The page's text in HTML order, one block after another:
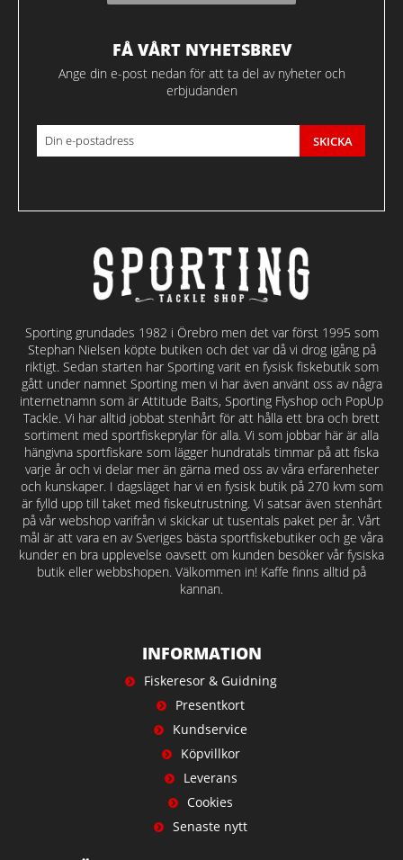
FÅ VÅRT NYHETSBREV
Ange din e-post nedan för att ta del av nyheter och
erbjudanden
SKICKA
Sporting grundades 1982 i Örebro men det var först 1995 som
Stephan Nielsen köpte butiken och det var då vi drog igång på
riktigt. Sedan starten har Sporting varit en fysisk fiskebutik som
gått under namnet Sporting men vi har även använt oss av några
internetnamn som är Attitude Baits, Sporting Flyshop och PopUp
Tackle. Vi har alltid jobbat stenhårt för att hålla ett bra och brett
sortiment med sportfiskeprylar för alla. Vi som jobbar här är alla
hängivna sportfiskare som lägger hundratals timmar på att fiska
varje år och vi delar mer än gärna med oss av våra erfarenheter
och kunskaper. I dagsläget har vi en fysisk butik på 270 kvm som
är fylld upp till taket med fiskeutrustning. Vi satsar även stenhårt
på vår webshop varifrån vi skickar ut tusentals paket per år. Vårt
mål är att vara en av Sveriges bästa sportfiskebutiker och ge våra
kunder en bra upplevelse oavsett om kunden besöker vår fysiska
butik eller webbshopen. Välkommen in! Kaffe finns alltid på
kannan.
INFORMATION
Fiskeresor & Guidning
Presentkort
Kundservice
Köpvillkor
Leverans
Cookies
Senaste nytt